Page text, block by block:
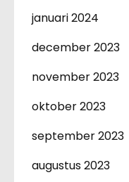
januari 2024
december 2023
november 2023
oktober 2023
september 2023
augustus 2023